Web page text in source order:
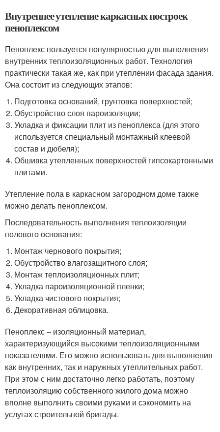
Внутреннее утепление каркасных построек
пеноплексом
Пеноплекс пользуется популярностью для выполнения
внутренних теплоизоляционных работ. Технология
практически такая же, как при утеплении фасада здания.
Она состоит из следующих этапов:
Подготовка оснований, грунтовка поверхностей;
Обустройство слоя пароизоляции;
Укладка и фиксации плит из пеноплекса (для этого
используется специальный монтажный клеевой
состав и дюбеля);
Обшивка утепленных поверхностей гипсокартонными
плитами.
Утепление пола в каркасном загородном доме также
можно делать пеноплексом.
Последовательность выполнения теплоизоляции
полового основания:
Монтаж чернового покрытия;
Обустройство влагозащитного слоя;
Монтаж теплоизоляционных плит;
Укладка пароизоляционной пленки;
Укладка чистового покрытия;
Декоративная облицовка.
Пеноплекс – изоляционный материал,
характеризующийся высокими теплоизоляционными
показателями. Его можно использовать для выполнения
как внутренних, так и наружных утеплительных работ.
При этом с ним достаточно легко работать, поэтому
теплоизоляцию собственного жилого дома можно
вполне выполнить своими руками и сэкономить на
услугах строительной бригады.